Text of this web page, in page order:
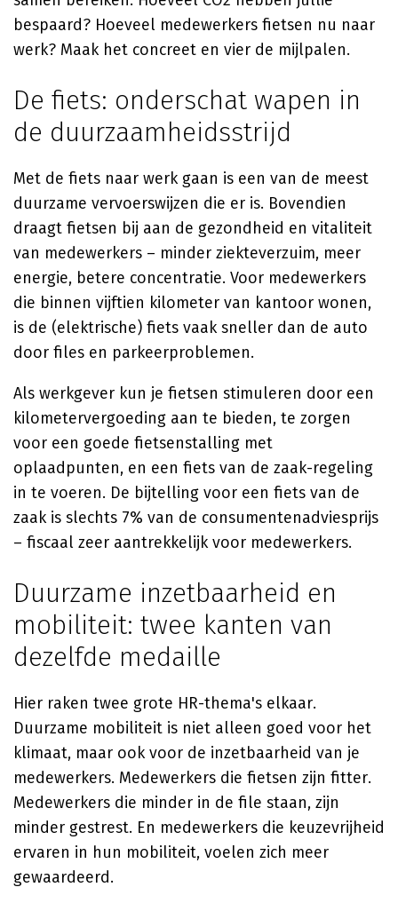
bespaard? Hoeveel medewerkers fietsen nu naar
werk? Maak het concreet en vier de mijlpalen.
De fiets: onderschat wapen in
de duurzaamheidsstrijd
Met de fiets naar werk gaan is een van de meest
duurzame vervoerswijzen die er is. Bovendien
draagt fietsen bij aan de gezondheid en vitaliteit
van medewerkers – minder ziekteverzuim, meer
energie, betere concentratie. Voor medewerkers
die binnen vijftien kilometer van kantoor wonen,
is de (elektrische) fiets vaak sneller dan de auto
door files en parkeerproblemen.
Als werkgever kun je fietsen stimuleren door een
kilometervergoeding aan te bieden, te zorgen
voor een goede fietsenstalling met
oplaadpunten, en een fiets van de zaak-regeling
in te voeren. De bijtelling voor een fiets van de
zaak is slechts 7% van de consumentenadviesprijs
– fiscaal zeer aantrekkelijk voor medewerkers.
Duurzame inzetbaarheid en
mobiliteit: twee kanten van
dezelfde medaille
Hier raken twee grote HR-thema's elkaar.
Duurzame mobiliteit is niet alleen goed voor het
klimaat, maar ook voor de inzetbaarheid van je
medewerkers. Medewerkers die fietsen zijn fitter.
Medewerkers die minder in de file staan, zijn
minder gestrest. En medewerkers die keuzevrijheid
ervaren in hun mobiliteit, voelen zich meer
gewaardeerd.